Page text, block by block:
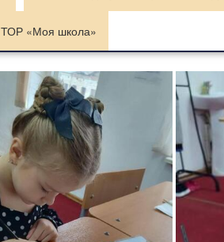
ТОР «Моя школа»